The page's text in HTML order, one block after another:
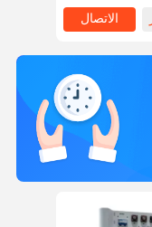
الاتصال